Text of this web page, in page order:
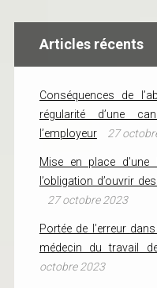
Articles récents
Conséquences de
régularité d’une
l’employeur
27
Mise en place d’une
l’obligation d’ouvrir
27 octobre 2023
Portée de l’erreur
médecin du travail
octobre 2023